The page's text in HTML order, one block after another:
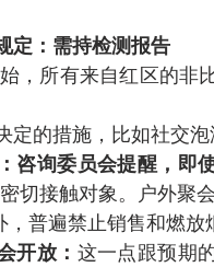
定：需持检测报告
，所有来自红区的非
定的措施，比如社交
咨询委员会提醒，即
切接触对象。户外聚
普遍禁止销售和燃放
开放： 这一点跟预期